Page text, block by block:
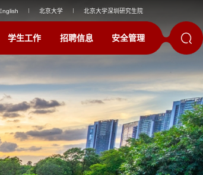
北京大学 北京大学深圳研究生院
学生工作 招聘信息 安全管理